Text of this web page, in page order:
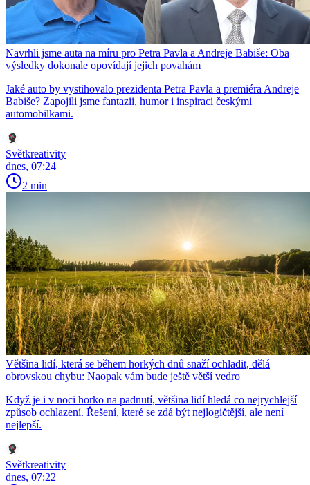
Navrhli jsme auta na míru pro Petra Pavla a Andreje Babiše: Oba
výsledky dokonale opovídají jejich povahám
Jaké auto by vystihovalo prezidenta Petra Pavla a premiéra Andreje
Babiše? Zapojili jsme fantazii, humor i inspiraci českými
automobilkami.
Světkreativity
dnes, 07:24
2 min
Většina lidí, která se během horkých dnů snaží ochladit, dělá
obrovskou chybu: Naopak vám bude ještě větší vedro
Když je i v noci horko na padnutí, většina lidí hledá co nejrychlejší
způsob ochlazení. Řešení, které se zdá být nejlogičtější, ale není
nejlepší.
Světkreativity
dnes, 07:22